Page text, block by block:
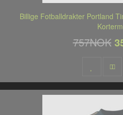
Billige Fotballdrakter Portland
757NOK